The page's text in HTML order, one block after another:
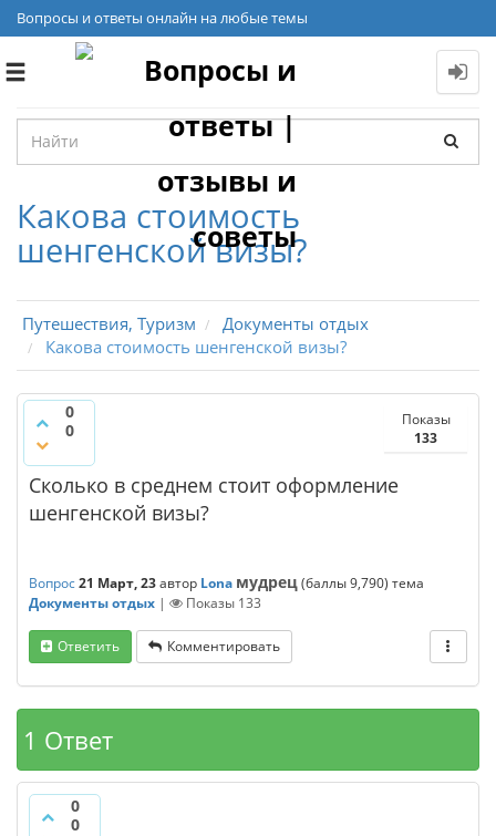
Вопросы и ответы онлайн на любые темы
Toggle
Какова стоимость
шенгенской визы?
Путешествия, Туризм
Документы отдых
Какова стоимость шенгенской визы?
0
0
Показы
133
Сколько в среднем стоит оформление
шенгенской визы?
Вопрос21 Март, 23автор Lona мудрец(баллы9,790) тема
Документы отдых | Показы 133
Ответить Комментировать
1 Ответ
0
0